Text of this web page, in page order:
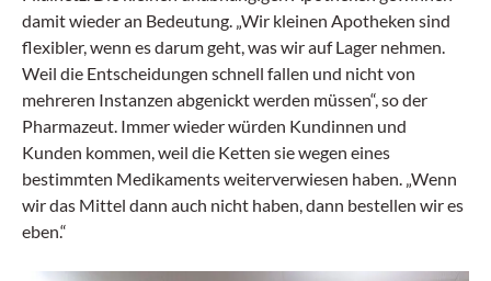
damit wieder an Bedeutung. „Wir kleinen Apotheken sind
flexibler, wenn es darum geht, was wir auf Lager nehmen.
Weil die Entscheidungen schnell fallen und nicht von
mehreren Instanzen abgenickt werden müssen“, so der
Pharmazeut. Immer wieder würden Kundinnen und
Kunden kommen, weil die Ketten sie wegen eines
bestimmten Medikaments weiterverwiesen haben. „Wenn
wir das Mittel dann auch nicht haben, dann bestellen wir es
eben.“